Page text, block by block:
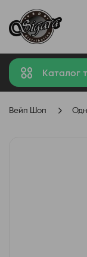
Каталог
Вейп Шоп